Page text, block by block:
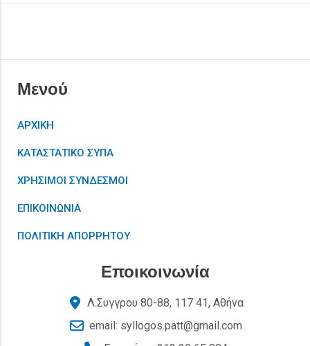
Μενού
ΑΡΧΙΚΗ
ΚΑΤΑΣΤΑΤΙΚΟ ΣΥΠΑ
ΧΡΗΣΙΜΟΙ ΣΥΝΔΕΣΜΟΙ
ΕΠΙΚΟΙΝΩΝΙΑ
ΠΟΛΙΤΙΚΗ ΑΠΟΡΡΗΤΟΥ
Εποικοινωνία
Λ.Συγγρου 80-88, 117 41, Αθήνα
email: syllogos.patt@gmail.com